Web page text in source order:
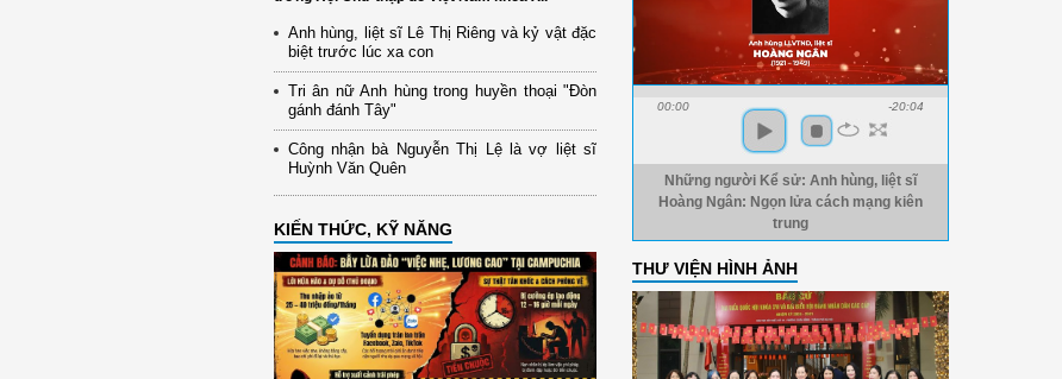
Anh hùng, liệt sĩ Lê Thị Riêng và kỷ vật đặc
biệt trước lúc xa con
Tri ân nữ Anh hùng trong huyền thoại "Đòn
gánh đánh Tây"
Công nhận bà Nguyễn Thị Lệ là vợ liệt sĩ
Huỳnh Văn Quên
KIẾN THỨC, KỸ NĂNG
00:00 -20:04
Những người Kể sử: Anh hùng, liệt sĩ
Hoàng Ngân: Ngọn lửa cách mạng kiên
trung
THƯ VIỆN HÌNH ẢNH